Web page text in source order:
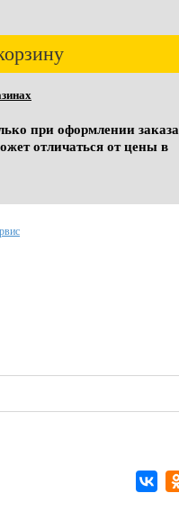
при оформлении заказа
отличаться от цены в